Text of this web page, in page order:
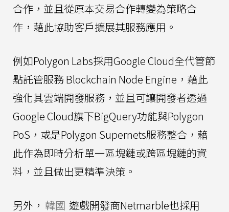
合作，並且從原本交易合作轉變為策略合
作，藉此協助客戶擴展其服務應用。
例如Polygon Labs採用Google Cloud全代管節
點託管服務 Blockchain Node Engine，藉此
強化其雲端開發服務，並且可讓開發者透過
Google Cloud旗下BigQuery功能與Polygon
PoS，或是Polygon Supernets服務整合，藉
此作為即時分析單一區塊鏈或跨區塊鏈的資
料，並且做出更精準決策。
另外， 韓國 遊戲開發商Netmarble也採用